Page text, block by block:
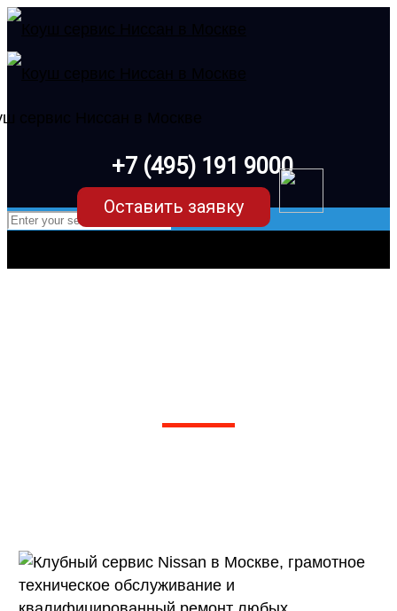
+7 (495) 191 9000
Оставить заявку